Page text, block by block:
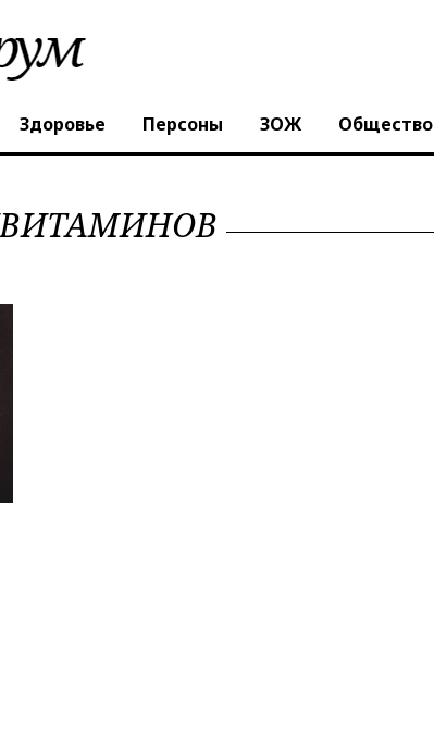
Здоровье Персоны ЗОЖ Общество